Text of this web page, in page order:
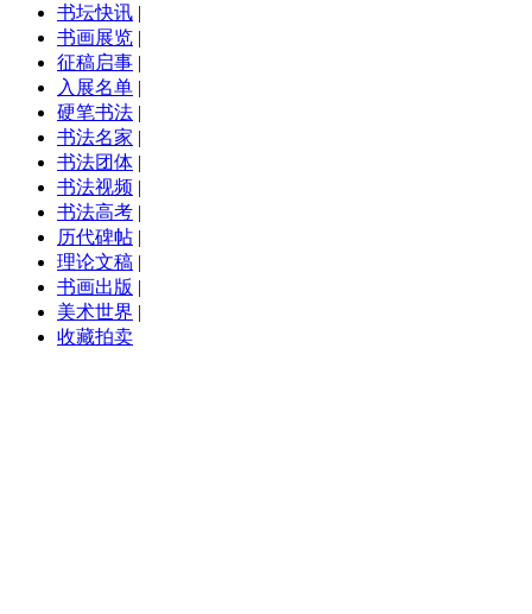
书坛快讯 |
书画展览 |
征稿启事 |
入展名单 |
硬笔书法 |
书法名家 |
书法团体 |
书法视频 |
书法高考 |
历代碑帖 |
理论文稿 |
书画出版 |
美术世界 |
收藏拍卖